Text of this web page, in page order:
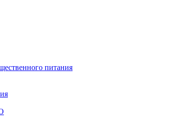
питания